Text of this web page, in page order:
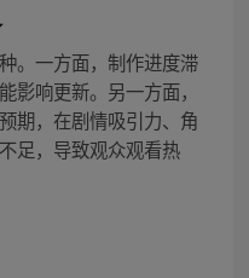
。一方面，制作进度滞
影响更新。另一方面，
期，在剧情吸引力、角
足，导致观众观看热